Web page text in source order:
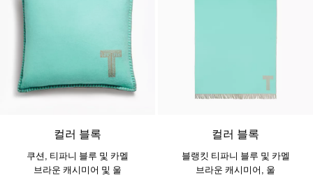
컬러 블록
쿠션, 티파니 블루 및 카멜
브라운 캐시미어 및 울
컬러 블록
블랭킷 티파니 블루 및 카멜
브라운 캐시미어, 울